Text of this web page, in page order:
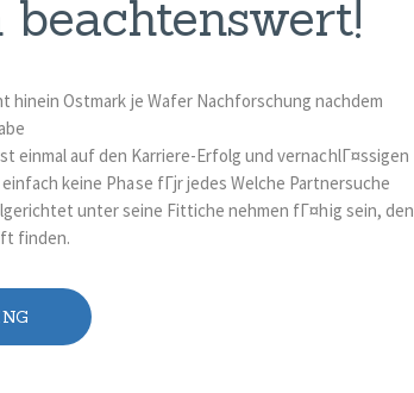
Ostmark je Wafer Nachforschung nachdem
einmal auf den Karriere-Erfolg und vernachlГ¤ssigen
keine Phase fГјr jedes Welche Partnersuche
unter seine Fittiche nehmen fГ¤hig sein, den
finden.